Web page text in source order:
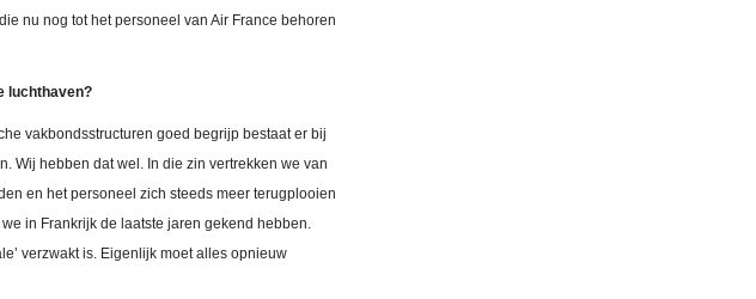
nu nog tot het personeel van Air France behoren
luchthaven?
vakbondsstructuren goed begrijp bestaat er bij
Wij hebben dat wel. In die zin vertrekken we van
en het personeel zich steeds meer terugplooien
in Frankrijk de laatste jaren gekend hebben.
verzwakt is. Eigenlijk moet alles opnieuw